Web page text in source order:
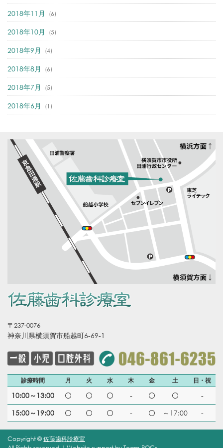
2018年11月 (6)
2018年10月 (5)
2018年9月 (4)
2018年8月 (6)
2018年7月 (5)
2018年6月 (1)
〒237-0076
神奈川県横須賀市船越町6-69-1
診療時間 月 火 水 木 金 土 日・祝
10:00～13:00 -
-
15:00～19:00
- ～17:00 -
Copyright ©佐藤歯科診療室